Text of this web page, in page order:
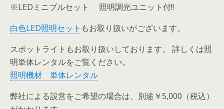
※LEDミニブルセット 照明調光ユニット付!!
白色LED照明セット もお取り扱いがございます。
スポットライトもお取り扱いしております。 詳しくは照
明単体レンタルをご覧ください。
照明機材 単体レンタル
弊社による設営をご希望の場合は、別途￥5,000（税込）